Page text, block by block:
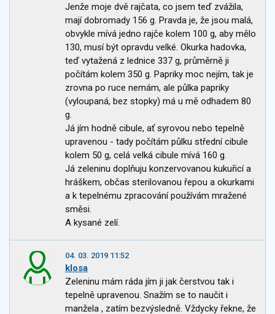
Jenže moje dvě rajčata, co jsem teď zvážila,
mají dobromady 156 g. Pravda je, že jsou malá,
obvykle mívá jedno rajče kolem 100 g, aby mělo
130, musí být opravdu velké. Okurka hadovka,
teď vytažená z lednice 337 g, průměrně ji
počítám kolem 350 g. Papriky moc nejím, tak je
zrovna po ruce nemám, ale půlka papriky
(vyloupaná, bez stopky) má u mě odhadem 80
g.
Já jím hodně cibule, ať syrovou nebo tepelně
upravenou - tady počítám půlku střední cibule
kolem 50 g, celá velká cibule mívá 160 g.
Já zeleninu doplňuju konzervovanou kukuřicí a
hráškem, občas sterilovanou řepou a okurkami
a k tepelnému zpracování používám mražené
směsi.
A kysané zelí.
04. 03. 2019 11:52
klosa
Zeleninu mám ráda jím ji jak čerstvou tak i
tepelně upravenou. Snažím se to naučit i
manžela , zatím bezvýsledně. Vždycky řekne, že